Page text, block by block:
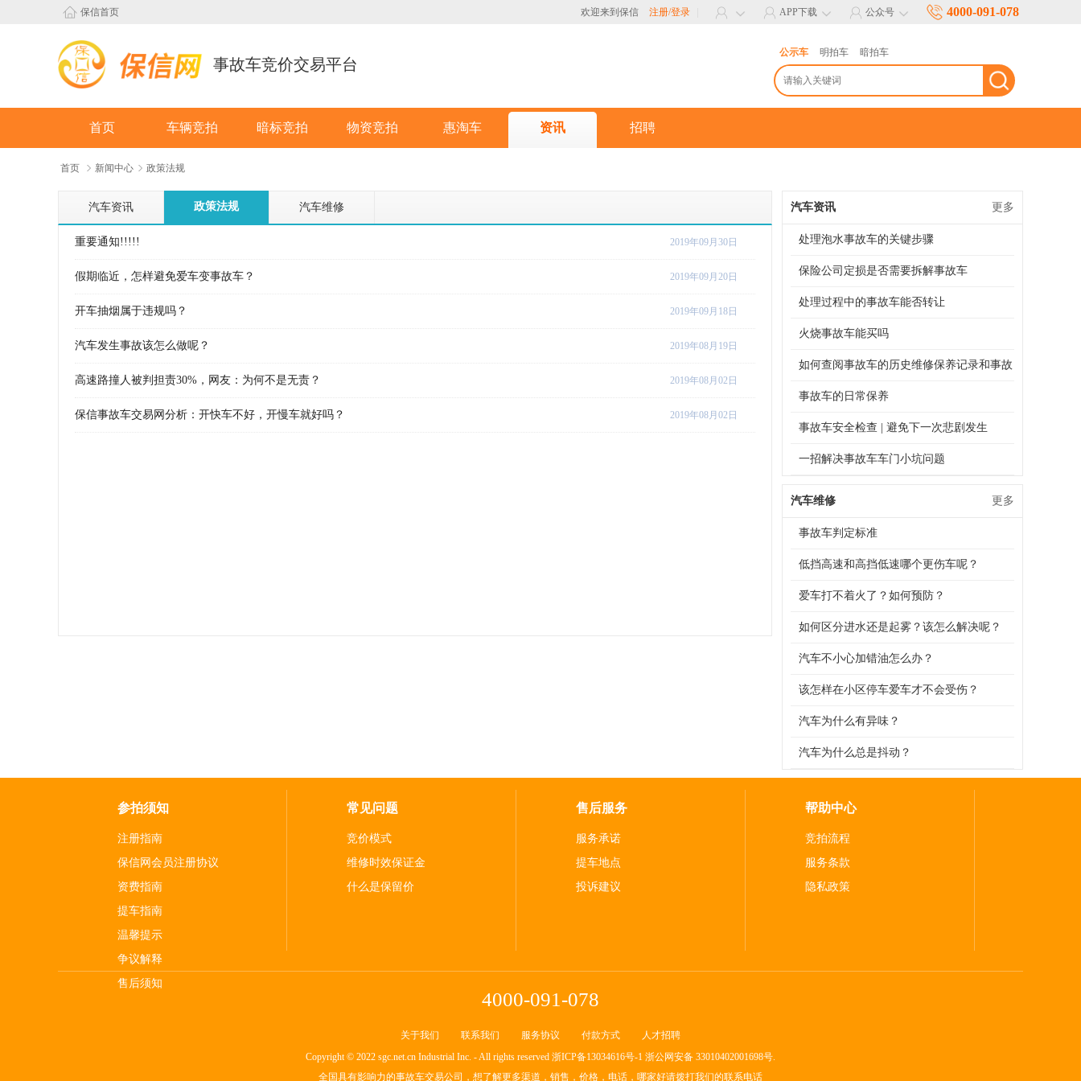
保信首页 欢迎来到保信 注册/登录 APP下载 公众号 4000-091-078
事故车竞价交易平台
公示车 明拍车 暗拍车
首页 车辆竞拍 暗标竞拍 物资竞拍 惠淘车 资讯 招聘
首页 新闻中心 政策法规
汽车资讯 政策法规 汽车维修
重要通知!!!!! 2019年09月30日
假期临近，怎样避免爱车变事故车？ 2019年09月20日
开车抽烟属于违规吗？ 2019年09月18日
汽车发生事故该怎么做呢？ 2019年08月19日
高速路撞人被判担责30%，网友：为何不是无责？ 2019年08月02日
保信事故车交易网分析：开快车不好，开慢车就好吗？ 2019年08月02日
汽车资讯 更多
处理泡水事故车的关键步骤
保险公司定损是否需要拆解事故车
处理过程中的事故车能否转让
火烧事故车能买吗
如何查阅事故车的历史维修保养记录和事故
记录
事故车的日常保养
事故车安全检查 | 避免下一次悲剧发生
一招解决事故车车门小坑问题
汽车维修 更多
事故车判定标准
低挡高速和高挡低速哪个更伤车呢？
爱车打不着火了？如何预防？
如何区分进水还是起雾？该怎么解决呢？
汽车不小心加错油怎么办？
该怎样在小区停车爱车才不会受伤？
汽车为什么有异味？
汽车为什么总是抖动？
参拍须知
注册指南
保信网会员注册协议
资费指南
提车指南
温馨提示
争议解释
售后须知
常见问题
竞价模式
维修时效保证金
什么是保留价
售后服务
服务承诺
提车地点
投诉建议
帮助中心
竞拍流程
服务条款
隐私政策
4000-091-078
关于我们 联系我们 服务协议 付款方式
人才招聘
Copyright © 2022 sgc.net.cn Industrial Inc. - All rights reserved 浙ICP备13034616号-1 浙公网安备 33010402001698号.
全国具有影响力的事故车交易公司，想了解更多渠道，销售，价格，电话，哪家好请拨打我们的联系电话